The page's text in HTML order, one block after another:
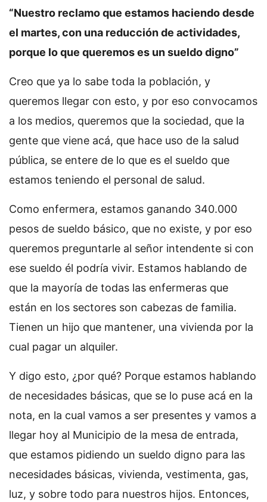
“Nuestro reclamo que estamos haciendo desde
el martes, con una reducción de actividades,
porque lo que queremos es un sueldo digno”
Creo que ya lo sabe toda la población, y
queremos llegar con esto, y por eso convocamos
a los medios, queremos que la sociedad, que la
gente que viene acá, que hace uso de la salud
pública, se entere de lo que es el sueldo que
estamos teniendo el personal de salud.
Como enfermera, estamos ganando 340.000
pesos de sueldo básico, que no existe, y por eso
queremos preguntarle al señor intendente si con
ese sueldo él podría vivir. Estamos hablando de
que la mayoría de todas las enfermeras que
están en los sectores son cabezas de familia.
Tienen un hijo que mantener, una vivienda por la
cual pagar un alquiler.
Y digo esto, ¿por qué? Porque estamos hablando
de necesidades básicas, que se lo puse acá en la
nota, en la cual vamos a ser presentes y vamos a
llegar hoy al Municipio de la mesa de entrada,
que estamos pidiendo un sueldo digno para las
necesidades básicas, vivienda, vestimenta, gas,
luz, y sobre todo para nuestros hijos. Entonces,